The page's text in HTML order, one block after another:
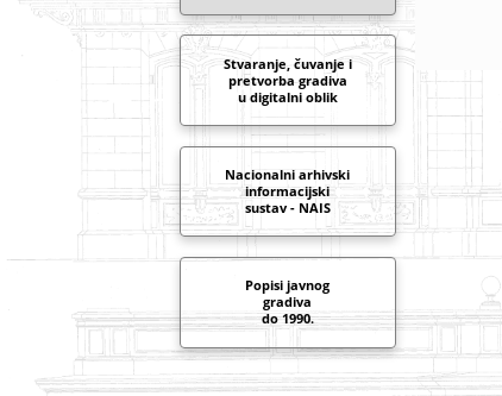
Stvaranje, čuvanje i
pretvorba gradiva
u digitalni oblik
Nacionalni arhivski
informacijski
sustav - NAIS
Popisi javnog
gradiva
do 1990.